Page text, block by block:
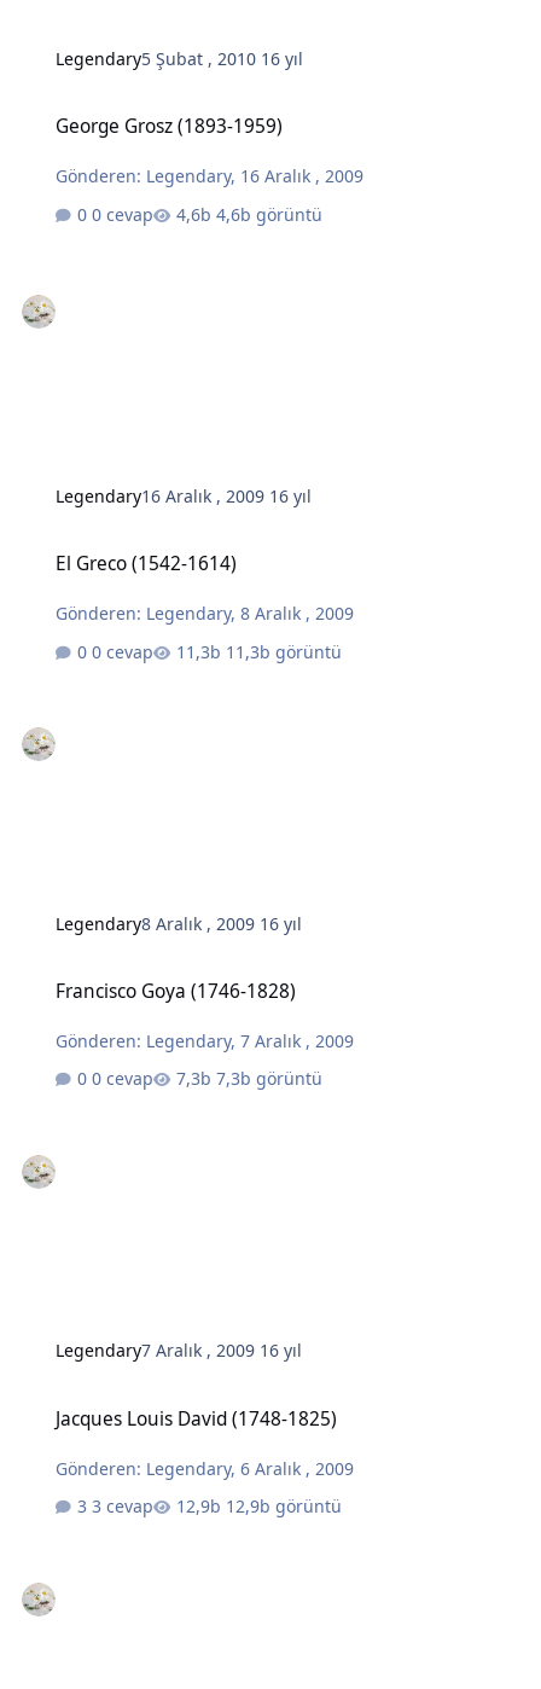
Legendary5 Şubat , 2010 16 yıl
George Grosz (1893-1959)
Gönderen: Legendary, 16 Aralık , 2009
0 cevap
4,6b görüntü
Legendary16 Aralık , 2009 16 yıl
El Greco (1542-1614)
Gönderen: Legendary,8 Aralık , 2009
0 cevap
11,3b görüntü
Legendary8 Aralık , 2009 16 yıl
Francisco Goya (1746-1828)
Gönderen: Legendary,7 Aralık , 2009
0 cevap
7,3b görüntü
Legendary7 Aralık , 2009 16 yıl
Jacques Louis David (1748-1825)
Gönderen: Legendary,6 Aralık , 2009
3 cevap
12,9b görüntü